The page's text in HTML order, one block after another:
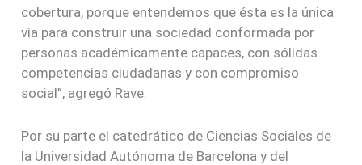
cobertura, porque entendemos que ésta es la única
vía para construir una sociedad conformada por
personas académicamente capaces, con sólidas
competencias ciudadanas y con compromiso
social”, agregó Rave.
Por su parte el catedrático de Ciencias Sociales de
la Universidad Autónoma de Barcelona y del